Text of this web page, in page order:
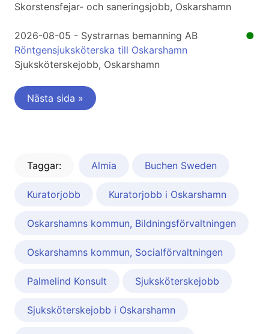
Skorstensfejar- och saneringsjobb, Oskarshamn
●
2026-08-05 - Systrarnas bemanning AB
Röntgensjuksköterska till Oskarshamn
Sjuksköterskejobb, Oskarshamn
Nästa sida »
Taggar: Almia Buchen Sweden
Kuratorjobb Kuratorjobb i Oskarshamn
Oskarshamns kommun, Bildningsförvaltningen
Oskarshamns kommun, Socialförvaltningen
Palmelind Konsult Sjuksköterskejobb
Sjuksköterskejobb i Oskarshamn